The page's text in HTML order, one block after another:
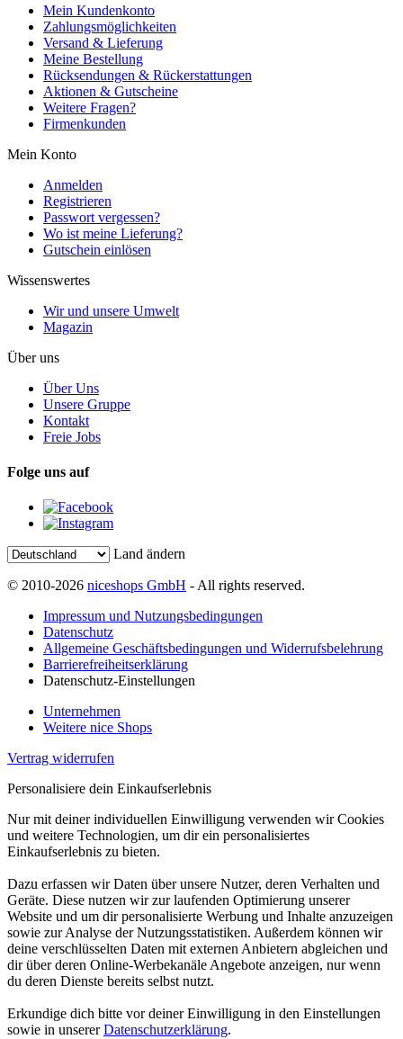
Mein Kundenkonto
Zahlungsmöglichkeiten
Versand & Lieferung
Meine Bestellung
Rücksendungen & Rückerstattungen
Aktionen & Gutscheine
Weitere Fragen?
Firmenkunden
Mein Konto
Anmelden
Registrieren
Passwort vergessen?
Wo ist meine Lieferung?
Gutschein einlösen
Wissenswertes
Wir und unsere Umwelt
Magazin
Über uns
Über Uns
Unsere Gruppe
Kontakt
Freie Jobs
Folge uns auf
Land ändern
© 2010-2026 niceshops GmbH - All rights reserved.
Impressum und Nutzungsbedingungen
Datenschutz
Allgemeine Geschäftsbedingungen und Widerrufsbelehrung
Barrierefreiheitserklärung
Datenschutz-Einstellungen
Unternehmen
Weitere nice Shops
Vertrag widerrufen
Personalisiere dein Einkaufserlebnis
Nur mit deiner individuellen Einwilligung verwenden wir Cookies
und weitere Technologien, um dir ein personalisiertes
Einkaufserlebnis zu bieten.
Dazu erfassen wir Daten über unsere Nutzer, deren Verhalten und
Geräte. Diese nutzen wir zur laufenden Optimierung unserer
Website und um dir personalisierte Werbung und Inhalte anzuzeigen
sowie zur Analyse der Nutzungsstatistiken. Außerdem können wir
deine verschlüsselten Daten mit externen Anbietern abgleichen und
dir über deren Online-Werbekanäle Angebote anzeigen, nur wenn
du deren Dienste bereits selbst nutzt.
Erkundige dich bitte vor deiner Einwilligung in den Einstellungen
sowie in unsererDatenschutzerklärung.